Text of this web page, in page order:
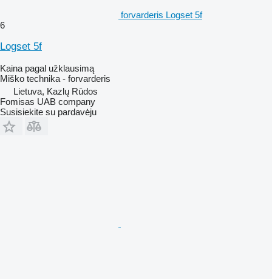
forvarderis Logset 5f
6
Logset 5f
Kaina pagal užklausimą
Miško technika - forvarderis
Lietuva, Kazlų Rūdos
Fomisas UAB company
Susisiekite su pardavėju